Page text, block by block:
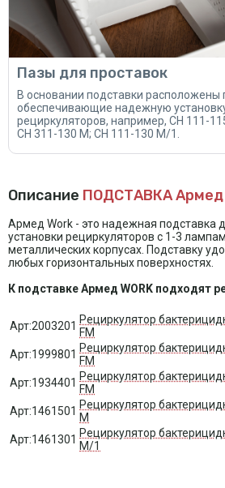
Пазы для проставок
В основании подставки расположены
обеспечивающие надежную
рециркуляторов, например, CH 111-
CH 311-130 М; CH 111-130 М/1.
Описание ПОДСТАВКА Армед
Армед Work - это надежная подставка
установки рециркуляторов с 1-3
металлических корпусах. Подставку
любых горизонтальных поверхностях.
К подставке Армед WORK подходят
Арт:2003201 Рециркулятор
FM
Арт:1999801 Рециркулятор
FM
Арт:1934401 Рециркулятор
FM
Арт:1461501 Рециркулятор
М
Арт:1461301 Рециркулятор
М/1